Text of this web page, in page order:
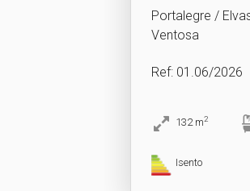
Portalegre /
Ventosa
Ref: 01.06/2026
132 m2
Isento